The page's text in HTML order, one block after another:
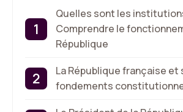
Quelles sont les
Comprendre le
République
La République française et
fondements